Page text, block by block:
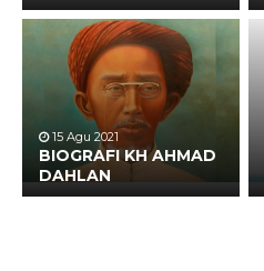
15 Agu 2021
BIOGRAFI KH AHMAD
DAHLAN